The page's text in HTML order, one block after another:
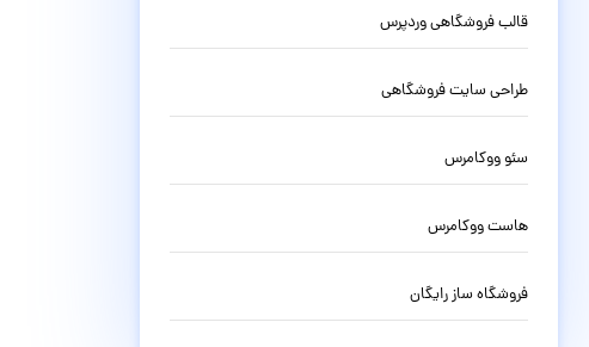
قالب فروشگاهی وردپرس
طراحی سایت فروشگاهی
سئو ووکامرس
هاست ووکامرس
فروشگاه ساز رایگان